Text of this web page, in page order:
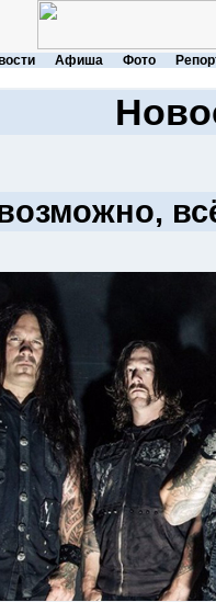
Афиша Фото